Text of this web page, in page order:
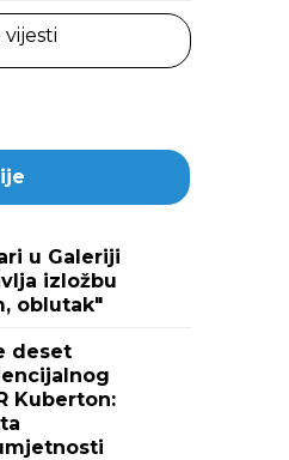
vijesti
u Galeriji
izložbu
oblutak"
deset
Kuberton: